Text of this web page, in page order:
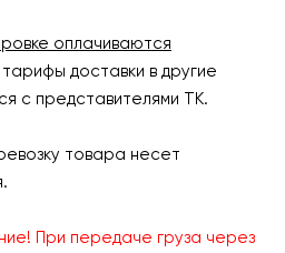
оплачиваются
тарифы доставки в другие
с представителями ТК.
товара несет
При передаче груза через